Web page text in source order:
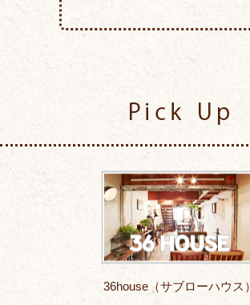
36house（サブローハウス）